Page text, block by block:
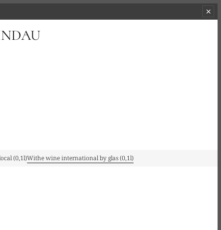
(0,1l)Withe wine international by glas (0,1l)